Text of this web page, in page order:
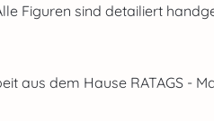
Figuren sind detailiert
aus dem Hause RATAGS -